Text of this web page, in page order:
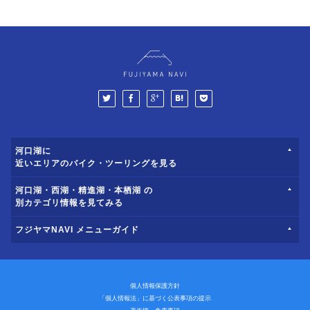
河口湖に
近いエリアのバイク・ツーリングを見る
河口湖・西湖・精進湖・本栖湖 の
別カテゴリ情報を見てみる
フジヤマNAVI メニューガイド
個人情報保護方針
「個人情報法」に基づく公表事項の提示